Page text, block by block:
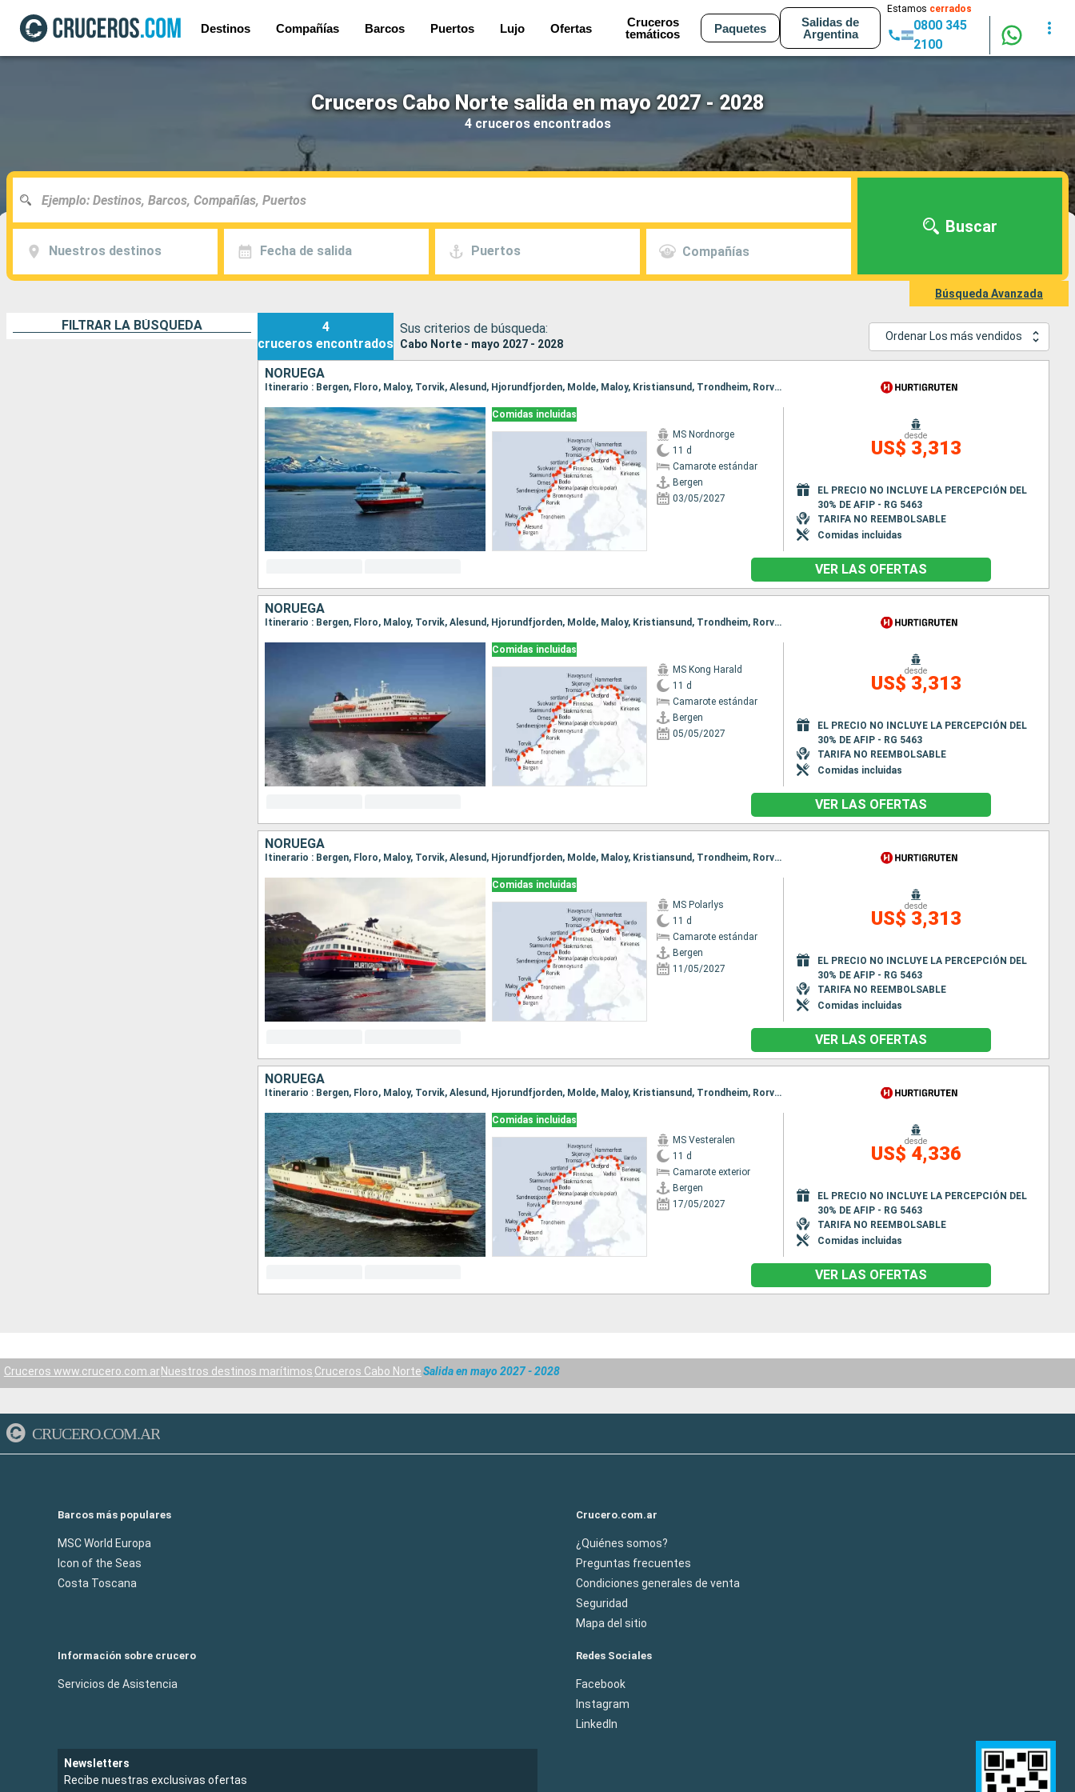
Destinos Compañías Barcos Puertos Lujo Ofertas
Cruceros
temáticos
Paquetes
Salidas de
Argentina
Estamos cerrados
0800 345
2100
Cruceros Cabo Norte salida en mayo 2027 - 2028
4 cruceros encontrados
Nuestros destinos Fecha de salida Puertos Compañías
Buscar
Búsqueda Avanzada
FILTRAR LA BÚSQUEDA
4
cruceros encontrados
Sus criterios de búsqueda:
Cabo Norte - mayo 2027 - 2028
Ordenar Los más vendidos
NORUEGA
Itinerario : Bergen, Floro, Maloy, Torvik, Alesund, Hjorundfjorden, Molde, Maloy, Kristiansund, Trondheim, Rorvik, Torvik, Bronnoysund, Sandnessjoen, Nesna (pasaje círculo polar), Ornes, Bodo, Stamsund, Svolvaer, Alesund, Stokmarknes, sortland, Risoyhamn, Harstad, Finnsnes, Tromso, Skjervoy, Hjorundfjorden, Oksfjord, Hammerfest, Havoysund, Honningsvag, Kjollefjord, Mehamn, Berlevag, Alesund, Batsfjord, Vardo, Vadso, Kirkenes, Berlevag, Molde, Mehamn, Kjollefjord, Honningsvag, Havoysund, Hammerfest, Oksfjord, Skjervoy, Tromso, Kristiansund, Finnsnes, Harstad, Risoyhamn, sortland, Stokmarknes, Svolvaer, Stamsund, Trondheim, Bodo, Ornes, Nesna (pasaje círculo polar), Sandnessjoen, Bronnoysund, Rorvik, Trondheim, Bronnoysund, Sandnessjoen, Nesna (pasaje círculo polar), Ornes, Bodo, Stamsund, Svolvaer, Stokmarknes, sortland, Risoyhamn, Harstad, Finnsnes, Tromso, Skjervoy, Oksfjord, Hammerfest, Havoysund, Honningsvag, Kjollefjord, Mehamn, Berlevag, Batsfjord, Vardo, Vadso, Kirkenes, Vardo, Batsfjord, Berlevag, Mehamn, Kjollefjord, Honningsvag, Havoysund, Hammerfest, Oksfjord, Skjervoy, Tromso, Finnsnes, Harstad, Risoyhamn, sortland, Stokmarknes, Svolvaer, Stamsund, Bodo, Ornes, Nesna (pasaje círculo polar), Sandnessjoen, Bronnoysund, Rorvik, Trondheim
Comidas incluidas
MS Nordnorge
11 d
Camarote estándar
Bergen
03/05/2027
desde
US$ 3,313
EL PRECIO NO INCLUYE LA PERCEPCIÓN DEL
30% DE AFIP - RG 5463
TARIFA NO REEMBOLSABLE
Comidas incluidas
VER LAS OFERTAS
NORUEGA
Itinerario : Bergen, Floro, Maloy, Torvik, Alesund, Hjorundfjorden, Molde, Maloy, Kristiansund, Trondheim, Rorvik, Torvik, Bronnoysund, Sandnessjoen, Nesna (pasaje círculo polar), Ornes, Bodo, Stamsund, Svolvaer, Alesund, Stokmarknes, sortland, Risoyhamn, Harstad, Finnsnes, Tromso, Skjervoy, Hjorundfjorden, Oksfjord, Hammerfest, Havoysund, Honningsvag, Kjollefjord, Mehamn, Berlevag, Alesund, Batsfjord, Vardo, Vadso, Kirkenes, Berlevag, Molde, Mehamn, Kjollefjord, Honningsvag, Havoysund, Hammerfest, Oksfjord, Skjervoy, Tromso, Kristiansund, Finnsnes, Harstad, Risoyhamn, sortland, Stokmarknes, Svolvaer, Stamsund, Trondheim, Bodo, Ornes, Nesna (pasaje círculo polar), Sandnessjoen, Bronnoysund, Rorvik, Trondheim, Bronnoysund, Sandnessjoen, Nesna (pasaje círculo polar), Ornes, Bodo, Stamsund, Svolvaer, Stokmarknes, sortland, Risoyhamn, Harstad, Finnsnes, Tromso, Skjervoy, Oksfjord, Hammerfest, Havoysund, Honningsvag, Kjollefjord, Mehamn, Berlevag, Batsfjord, Vardo, Vadso, Kirkenes, Vardo, Batsfjord, Berlevag, Mehamn, Kjollefjord, Honningsvag, Havoysund, Hammerfest, Oksfjord, Skjervoy, Tromso, Finnsnes, Harstad, Risoyhamn, sortland, Stokmarknes, Svolvaer, Stamsund, Bodo, Ornes, Nesna (pasaje círculo polar), Sandnessjoen, Bronnoysund, Rorvik, Trondheim
Comidas incluidas
MS Kong Harald
11 d
Camarote estándar
Bergen
05/05/2027
desde
US$ 3,313
EL PRECIO NO INCLUYE LA PERCEPCIÓN DEL
30% DE AFIP - RG 5463
TARIFA NO REEMBOLSABLE
Comidas incluidas
VER LAS OFERTAS
NORUEGA
Itinerario : Bergen, Floro, Maloy, Torvik, Alesund, Hjorundfjorden, Molde, Maloy, Kristiansund, Trondheim, Rorvik, Torvik, Bronnoysund, Sandnessjoen, Nesna (pasaje círculo polar), Ornes, Bodo, Stamsund, Svolvaer, Alesund, Stokmarknes, sortland, Risoyhamn, Harstad, Finnsnes, Tromso, Skjervoy, Hjorundfjorden, Oksfjord, Hammerfest, Havoysund, Honningsvag, Kjollefjord, Mehamn, Berlevag, Alesund, Batsfjord, Vardo, Vadso, Kirkenes, Berlevag, Molde, Mehamn, Kjollefjord, Honningsvag, Havoysund, Hammerfest, Oksfjord, Skjervoy, Tromso, Kristiansund, Finnsnes, Harstad, Risoyhamn, sortland, Stokmarknes, Svolvaer, Stamsund, Trondheim, Bodo, Ornes, Nesna (pasaje círculo polar), Sandnessjoen, Bronnoysund, Rorvik, Trondheim, Bronnoysund, Sandnessjoen, Nesna (pasaje círculo polar), Ornes, Bodo, Stamsund, Svolvaer, Stokmarknes, sortland, Risoyhamn, Harstad, Finnsnes, Tromso, Skjervoy, Oksfjord, Hammerfest, Havoysund, Honningsvag, Kjollefjord, Mehamn, Berlevag, Batsfjord, Vardo, Vadso, Kirkenes, Vardo, Batsfjord, Berlevag, Mehamn, Kjollefjord, Honningsvag, Havoysund, Hammerfest, Oksfjord, Skjervoy, Tromso, Finnsnes, Harstad, Risoyhamn, sortland, Stokmarknes, Svolvaer, Stamsund, Bodo, Ornes, Nesna (pasaje círculo polar), Sandnessjoen, Bronnoysund, Rorvik, Trondheim
Comidas incluidas
MS Polarlys
11 d
Camarote estándar
Bergen
11/05/2027
desde
US$ 3,313
EL PRECIO NO INCLUYE LA PERCEPCIÓN DEL
30% DE AFIP - RG 5463
TARIFA NO REEMBOLSABLE
Comidas incluidas
VER LAS OFERTAS
NORUEGA
Itinerario : Bergen, Floro, Maloy, Torvik, Alesund, Hjorundfjorden, Molde, Maloy, Kristiansund, Trondheim, Rorvik, Torvik, Bronnoysund, Sandnessjoen, Nesna (pasaje círculo polar), Ornes, Bodo, Stamsund, Svolvaer, Alesund, Stokmarknes, sortland, Risoyhamn, Harstad, Finnsnes, Tromso, Skjervoy, Hjorundfjorden, Oksfjord, Hammerfest, Havoysund, Honningsvag, Kjollefjord, Mehamn, Berlevag, Alesund, Batsfjord, Vardo, Vadso, Kirkenes, Berlevag, Molde, Mehamn, Kjollefjord, Honningsvag, Havoysund, Hammerfest, Oksfjord, Skjervoy, Tromso, Kristiansund, Finnsnes, Harstad, Risoyhamn, sortland, Stokmarknes, Svolvaer, Stamsund, Trondheim, Bodo, Ornes, Nesna (pasaje círculo polar), Sandnessjoen, Bronnoysund, Rorvik, Trondheim, Bronnoysund, Sandnessjoen, Nesna (pasaje círculo polar), Ornes, Bodo, Stamsund, Svolvaer, Stokmarknes, sortland, Risoyhamn, Harstad, Finnsnes, Tromso, Skjervoy, Oksfjord, Hammerfest, Havoysund, Honningsvag, Kjollefjord, Mehamn, Berlevag, Batsfjord, Vardo, Vadso, Kirkenes, Vardo, Batsfjord, Berlevag, Mehamn, Kjollefjord, Honningsvag, Havoysund, Hammerfest, Oksfjord, Skjervoy, Tromso, Finnsnes, Harstad, Risoyhamn, sortland, Stokmarknes, Svolvaer, Stamsund, Bodo, Ornes, Nesna (pasaje círculo polar), Sandnessjoen, Bronnoysund, Rorvik, Trondheim
Comidas incluidas
MS Vesteralen
11 d
Camarote exterior
Bergen
17/05/2027
desde
US$ 4,336
EL PRECIO NO INCLUYE LA PERCEPCIÓN DEL
30% DE AFIP - RG 5463
TARIFA NO REEMBOLSABLE
Comidas incluidas
VER LAS OFERTAS
Cruceros www.crucero.com.ar Nuestros destinos marítimos Cruceros Cabo NorteSalida en mayo 2027 - 2028
CRUCERO.COM.AR
Barcos más populares
MSC World Europa
Icon of the Seas
Costa Toscana
Crucero.com.ar
¿Quiénes somos?
Preguntas frecuentes
Condiciones generales de venta
Seguridad
Mapa del sitio
Información sobre crucero
Servicios de Asistencia
Redes Sociales
Facebook
Instagram
LinkedIn
Newsletters
Recibe nuestras exclusivas ofertas